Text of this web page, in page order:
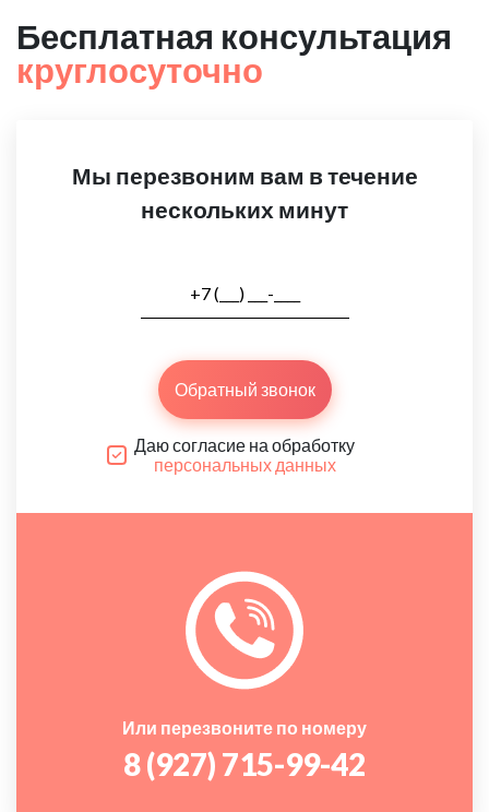
Бесплатная консультация
круглосуточно
Мы перезвоним вам в течение
нескольких минут
Обратный звонок
Даю согласие на обработку
персональных данных
Или перезвоните по номеру
8 (927) 715-99-42